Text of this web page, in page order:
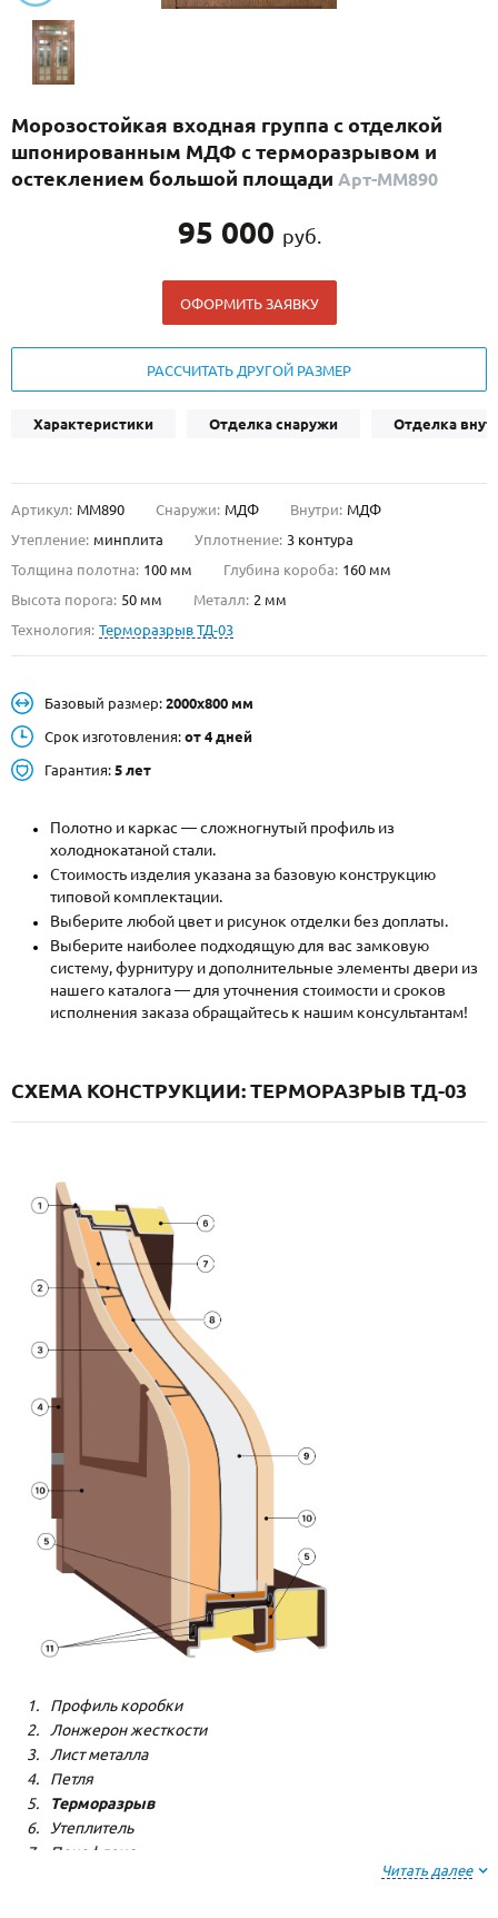
С реечным дизайном(29)
ПО НАЗНАЧЕНИЮ
ПО КОНСТРУКЦИИ
О НАС
Металлические двери от производителя с доставкой и установкой в
НАЙТИ:
INFO@META-M.RU
ЗАПРОСИТЬ РАСЧЕТ
Каталог
Записаться на замер
Морозостойкая входная группа с отделкой
шпонированным МДФ с терморазрывом и
остеклением большой площади Арт-ММ890
95 000 руб.
ОФОРМИТЬ ЗАЯВКУ
РАССЧИТАТЬ ДРУГОЙ РАЗМЕР
Характеристики Отделка снаружи Отделка
Артикул: ММ890 Снаружи: МДФ Внутри: МДФ
Утепление: минплита Уплотнение: 3 контура
Толщина полотна: 100 мм Глубина короба: 160 мм
Высота порога: 50 мм Металл: 2 мм
Технология: Терморазрыв ТД-03
Базовый размер: 2000х800 мм
Срок изготовления: от 4 дней
Гарантия: 5 лет
Полотно и каркас — сложногнутый профиль из
холоднокатаной стали.
Стоимость изделия указана за базовую конструкцию
типовой комплектации.
Выберите любой цвет и рисунок отделки без доплаты.
Выберите наиболее подходящую для вас замковую
систему, фурнитуру и дополнительные элементы двери из
нашего каталога — для уточнения стоимости и сроков
исполнения заказа обращайтесь к нашим консультантам!
СХЕМА КОНСТРУКЦИИ: ТЕРМОРАЗРЫВ ТД-03
Профиль коробки
Лонжерон жесткости
Лист металла
Петля
Терморазрыв
Утеплитель
Пенофлекс
Читать далее